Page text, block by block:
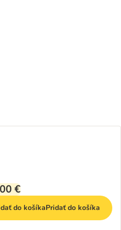
€
do košíkaPridať do košíka